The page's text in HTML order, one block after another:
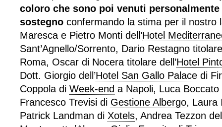
coloro che sono poi venuti
sostegno confermando la stima per il nostro
Maresca e Pietro Monti dell’Hotel
Sant’Agnello/Sorrento, Dario Restagno titolare
Roma, Oscar di Nocera titolare dell’Hotel
Dott. Giorgio dell’Hotel San Gallo Palace di
Coppola di Week-end a Napoli, Luca
Francesco Trevisi di Gestione Albergo, Laura
Patrick Landman di Xotels, Andrea Tezzon